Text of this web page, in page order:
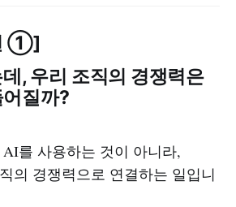
①]
, 우리 조직의 경쟁력은
질까?
를 사용하는 것이 아니라,
의 경쟁력으로 연결하는 일입니